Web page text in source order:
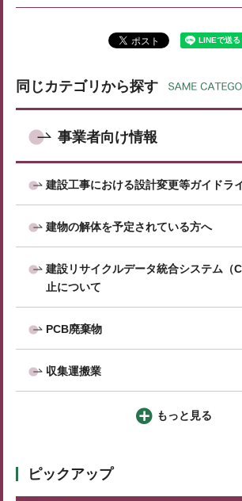
同じカテゴリから探す
事業者向け情報
建設工事における設計変更等ガイドラ
建物の解体を予定されている方へ
建設リサイクルデータ統合システム（
止について
PCB廃棄物
収集運搬業
もっと見る
ピックアップ